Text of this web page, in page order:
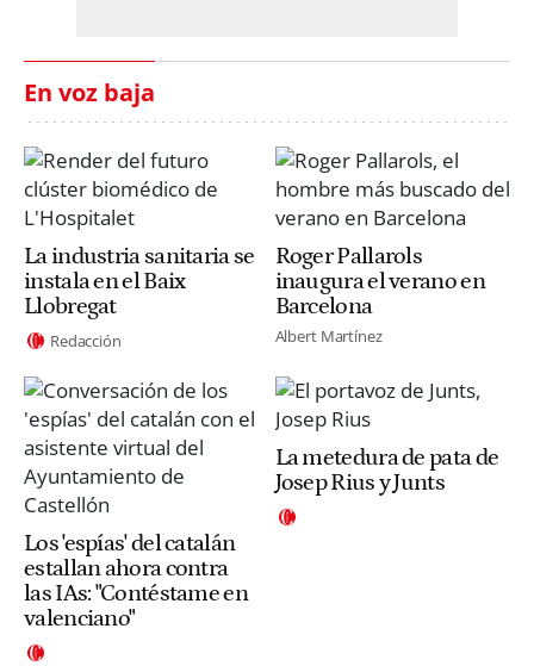
En voz baja
La industria sanitaria se
instala en el Baix
Llobregat
Redacción
Roger Pallarols
inaugura el verano en
Barcelona
Albert Martínez
Los 'espías' del catalán
estallan ahora contra
las IAs: "Contéstame en
valenciano"
La metedura de pata de
Josep Rius y Junts